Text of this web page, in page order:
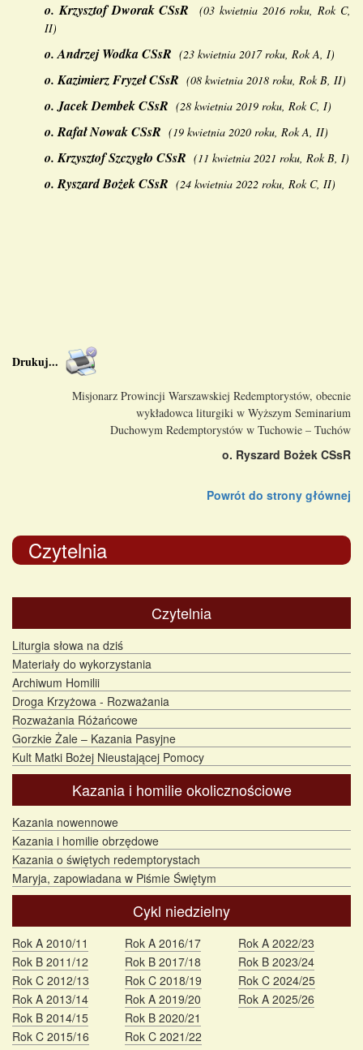
o.Krzysztof Dworak CSsR (03 kwietnia 2016 roku, Rok C,
II)
o.Andrzej Wodka CSsR (23 kwietnia 2017 roku, Rok A, I)
o.Kazimierz FryzełCSsR (08 kwietnia 2018 roku, Rok B, II)
o.Jacek Dembek CSsR (28 kwietnia 2019 roku, Rok C, I)
o.Rafał Nowak CSsR (19 kwietnia 2020 roku, Rok A, II)
o.Krzysztof Szczygło CSsR (11 kwietnia 2021 roku, Rok B, I)
o.Ryszard Bożek CSsR (24 kwietnia 2022 roku, Rok C, II)
Drukuj...
Misjonarz Prowincji Warszawskiej Redemptorystów, obecnie
wykładowca liturgiki w Wyższym Seminarium
Duchowym Redemptorystów w Tuchowie – Tuchów
o. Ryszard Bożek CSsR
Powrót do strony głównej
Czytelnia
Czytelnia
Liturgia słowa na dziś
Materiały do wykorzystania
Archiwum Homilii
Droga Krzyżowa - Rozważania
Rozważania Różańcowe
Gorzkie Żale – Kazania Pasyjne
Kult Matki Bożej Nieustającej Pomocy
Kazania i homilie okolicznościowe
Kazania nowennowe
Kazania i homilie obrzędowe
Kazania o świętych redemptorystach
Maryja, zapowiadana w Piśmie Świętym
Cykl niedzielny
Rok A 2010/11
Rok B 2011/12
Rok C 2012/13
Rok A 2013/14
Rok B 2014/15
Rok C 2015/16
Rok A 2016/17
Rok B 2017/18
Rok C 2018/19
Rok A 2019/20
Rok B 2020/21
Rok C 2021/22
Rok A 2022/23
Rok B 2023/24
Rok C 2024/25
Rok A 2025/26